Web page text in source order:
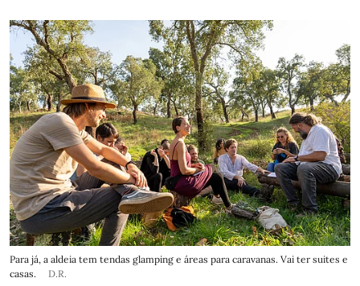
Para já, a aldeia tem tendas glamping e áreas para caravanas. Vai ter suites e
casas.
D.R.